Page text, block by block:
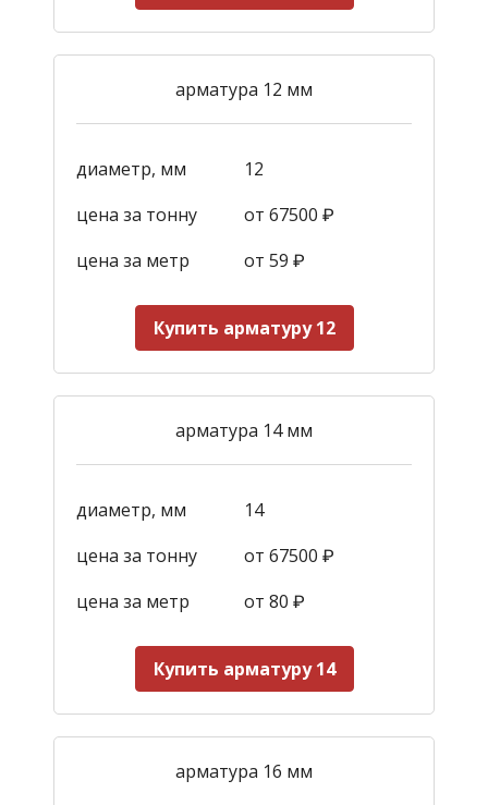
арматура 12 мм
диаметр, мм
12
цена за тонну
от 67500 ₽
цена за метр
от 59 ₽
Купить арматуру 12
арматура 14 мм
диаметр, мм
14
цена за тонну
от 67500 ₽
цена за метр
от 80 ₽
Купить арматуру 14
арматура 16 мм